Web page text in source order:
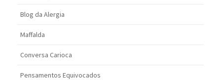
Blog da Alergia
Maffalda
Conversa Carioca
Pensamentos Equivocados